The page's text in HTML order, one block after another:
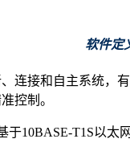
软件定
连接和自主系统
控制。
于10BASE-T1S以太